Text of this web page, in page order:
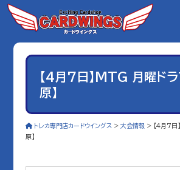
【4月7日】MTG 月曜ドラ
原】
トレカ専門店カードウイングス >大会情報 > 【4月7日
原】